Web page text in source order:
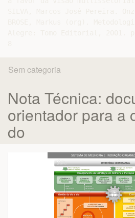
Sem categoria
Nota Técnica:
orientador para a
do